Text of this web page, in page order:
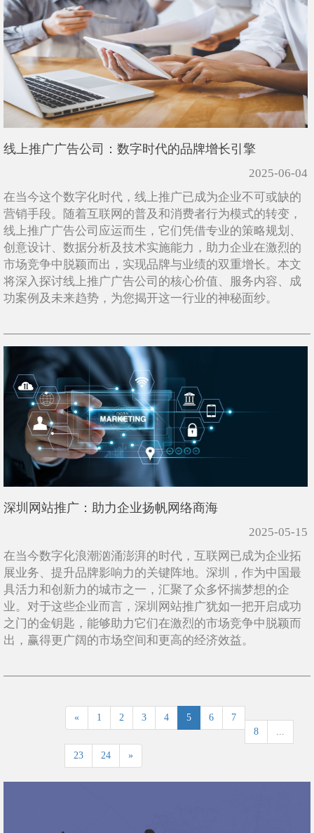
线上推广广告公司：数字时代的品牌增长引擎
2025-06-04
在当今这个数字化时代，线上推广已成为企业不可或缺的
营销手段。随着互联网的普及和消费者行为模式的转变，
线上推广广告公司应运而生，它们凭借专业的策略规划、
创意设计、数据分析及技术实施能力，助力企业在激烈的
市场竞争中脱颖而出，实现品牌与业绩的双重增长。本文
将深入探讨线上推广广告公司的核心价值、服务内容、成
功案例及未来趋势，为您揭开这一行业的神秘面纱。
深圳网站推广：助力企业扬帆网络商海
2025-05-15
在当今数字化浪潮汹涌澎湃的时代，互联网已成为企业拓
展业务、提升品牌影响力的关键阵地。深圳，作为中国最
具活力和创新力的城市之一，汇聚了众多怀揣梦想的企
业。对于这些企业而言，深圳网站推广犹如一把开启成功
之门的金钥匙，能够助力它们在激烈的市场竞争中脱颖而
出，赢得更广阔的市场空间和更高的经济效益。
« 1 2 3 4 5 6
7
8
23 24 »